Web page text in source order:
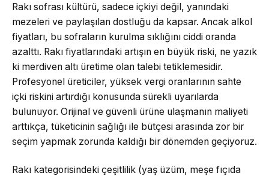
Rakı sofrası kültürü, sadece içkiyi değil, yanındaki
mezeleri ve paylaşılan dostluğu da kapsar. Ancak alkol
fiyatları, bu sofraların kurulma sıklığını ciddi oranda
azalttı. Rakı fiyatlarındaki artışın en büyük riski, ne yazık
ki merdiven altı üretime olan talebi tetiklemesidir.
Profesyonel üreticiler, yüksek vergi oranlarının sahte
içki riskini artırdığı konusunda sürekli uyarılarda
bulunuyor. Orijinal ve güvenli ürüne ulaşmanın maliyeti
arttıkça, tüketicinin sağlığı ile bütçesi arasında zor bir
seçim yapmak zorunda kaldığı bir dönemden geçiyoruz.
Rakı kategorisindeki çeşitlilik (yaş üzüm, meşe fıçıda